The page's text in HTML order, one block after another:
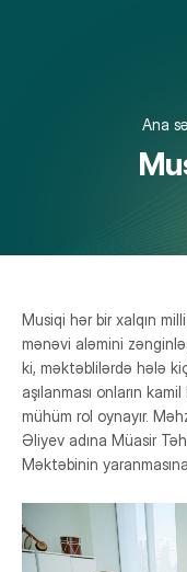
Vizion,Missiya
Məktəbimizin
Heyət
Məktəbəqədər
Yuxarı təhsil
Musiqi məktəbi
Dərsdənkənar
Təqvim 2026-
Xəbər bülleteni
Video qalereya
Virtual səyahət
Yeməkxana
Kitabxana
Ödəniş üsulları
Qeydiyyat
Ana
Musiqi hər bir xalqın
mənəvi aləmini
ki, məktəblilərdə hələ
aşılanması onların
mühüm rol oynayır.
Əliyev adına Müasir
Məktəbinin